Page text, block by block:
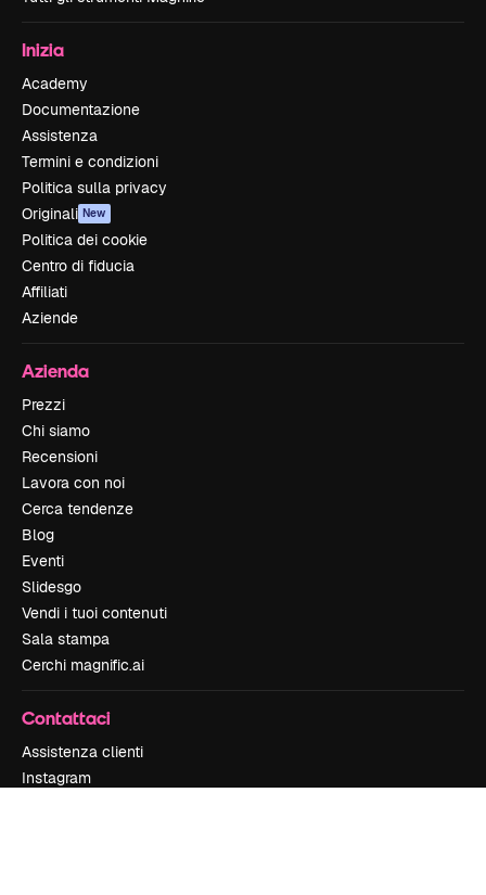
Inizia
Academy
Documentazione
Assistenza
Termini e condizioni
Politica sulla privacy
Originali New
Politica dei cookie
Centro di fiducia
Affiliati
Aziende
Azienda
Prezzi
Chi siamo
Recensioni
Lavora con noi
Cerca tendenze
Blog
Eventi
Slidesgo
Vendi i tuoi contenuti
Sala stampa
Cerchi magnific.ai
Contattaci
Assistenza clienti
Instagram